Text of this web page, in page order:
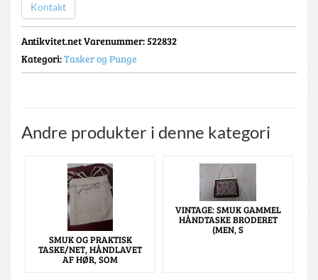
Kontakt
Antikvitet.net Varenummer: 522832
Kategori:Tasker og Punge
Andre produkter i denne kategori
SMUK OG PRAKTISK
TASKE/NET, HÅNDLAVET
AF HØR, SOM
VINTAGE: SMUK GAMMEL
HÅNDTASKE BRODERET
(MEN, S